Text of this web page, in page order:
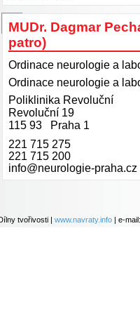
MUDr. Dagmar
patro)
Ordinace neurologie a
Ordinace neurologie a
Poliklinika Revoluční
Revoluční 19
115 93 Praha 1
221 715 275
221 715 200
info@neurologie-praha.cz
tvořivosti |www.navraty.info | e-